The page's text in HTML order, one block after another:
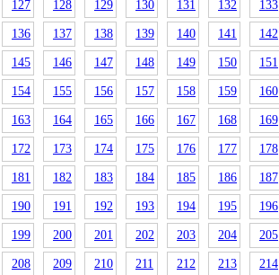
127 128 129 130 131 132 133
136 137 138 139 140 141 142
145 146 147 148 149 150 151
154 155 156 157 158 159 160
163 164 165 166 167 168 169
172 173 174 175 176 177 178
181 182 183 184 185 186 187
190 191 192 193 194 195 196
199 200 201 202 203 204 205
208 209 210 211 212 213 214